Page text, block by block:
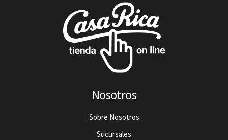
Nosotros
Sobre Nosotros
Sucursales